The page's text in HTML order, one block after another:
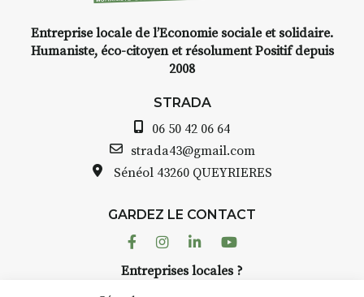
Entreprise locale de l’Economie sociale et solidaire.
Humaniste, éco-citoyen et résolument Positif depuis
2008
STRADA
06 50 42 06 64
strada43@gmail.com
Sénéol 43260 QUEYRIERES
GARDEZ LE CONTACT
FacebookInstagram
LinkedinYoutube
Entreprises locales ?